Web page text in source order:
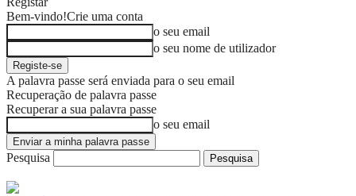
Bem-vindo!Crie uma conta
o seu email
o seu nome de utilizador
A palavra passe será enviada para o seu email
Recuperação de palavra passe
Recuperar a sua palavra passe
o seu email
Pesquisa